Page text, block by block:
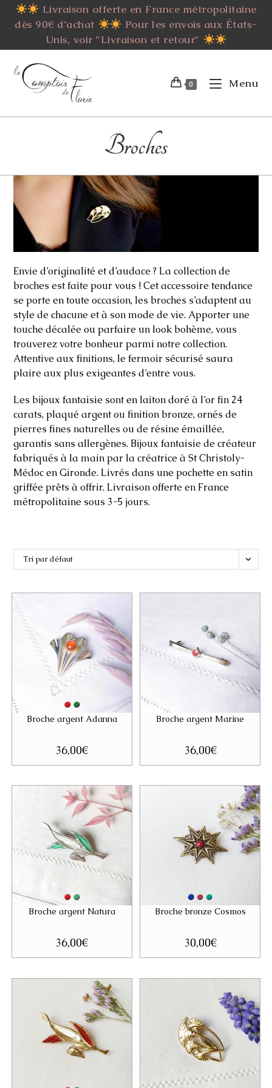
Skip
content
Livraison offerte en France métropolitaine
dès 90€ d'achat
Pour les envois aux États-
Unis, voir "Livraison et retour"
0 Menu
Broches
Envie d’originalité et d’audace ? La collection de
broches est faite pour vous ! Cet accessoire tendance
se porte en toute occasion, les broches s’adaptent au
style de chacune et à son mode de vie. Apporter une
touche décalée ou parfaire un look bohème, vous
trouverez votre bonheur parmi notre collection.
Attentive aux finitions, le fermoir sécurisé saura
plaire aux plus exigeantes d’entre vous.
Les bijoux fantaisie sont en laiton doré à l’or fin 24
carats, plaqué argent ou finition bronze, ornés de
pierres fines naturelles ou de résine émaillée,
garantis sans allergènes. Bijoux fantaisie de créateur
fabriqués à la main par la créatrice à St Christoly-
Médoc en Gironde. Livrés dans une pochette en satin
griffée prêts à offrir. Livraison offerte en France
métropolitaine sous 3-5 jours.
Tri par défaut
Broche argent Adanna
36,00€
Broche argent Marine
36,00€
Broche argent Natura
36,00€
Broche bronze Cosmos
30,00€